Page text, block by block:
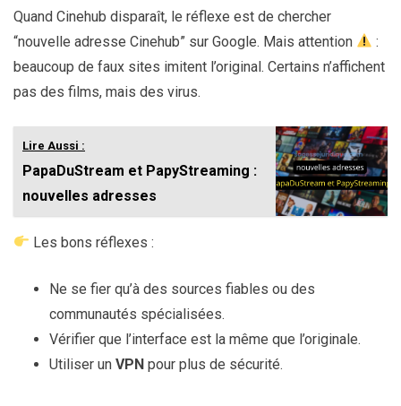
Quand Cinehub disparaît, le réflexe est de chercher
“nouvelle adresse Cinehub” sur Google. Mais attention
:
beaucoup de faux sites imitent l’original. Certains n’affichent
pas des films, mais des virus.
Lire Aussi :
PapaDuStream et PapyStreaming :
nouvelles adresses
Les bons réflexes :
Ne se fier qu’à des sources fiables ou des
communautés spécialisées.
Vérifier que l’interface est la même que l’originale.
Utiliser un VPN pour plus de sécurité.